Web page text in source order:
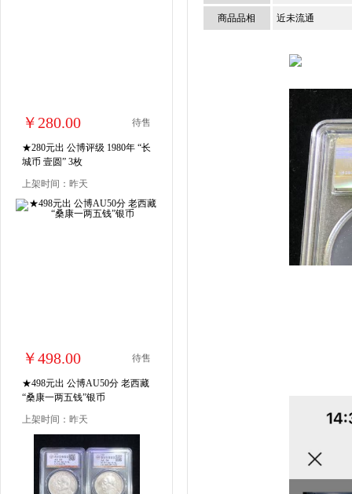
￥280.00 待售
★280元出 公博评级 1980年 “长
城币 壹圆” 3枚
上架时间：昨天
￥498.00 待售
★498元出 公博AU50分 老西藏
“桑康一两五钱”银币
上架时间：昨天
商品品相 近未流通